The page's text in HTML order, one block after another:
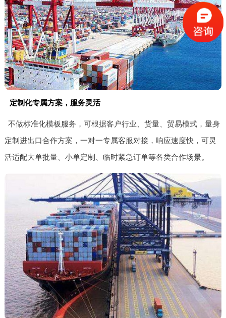
定制化专属方案，服务灵活
不做标准化模板服务，可根据客户行业、货量、贸易模式，量身
定制进出口合作方案，一对一专属客服对接，响应速度快，可灵
活适配大单批量、小单定制、临时紧急订单等各类合作场景。